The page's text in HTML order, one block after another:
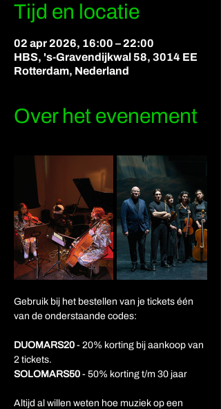
Tijd en locatie
02 apr 2026, 16:00 – 22:00
HBS, 's-Gravendijkwal 58, 3014 EE
Rotterdam, Nederland
Over het evenement
Gebruik bij het bestellen van je tickets één
van de onderstaande codes:
DUOMARS20 - 20% korting bij aankoop van
2 tickets.
SOLOMARS50 - 50% korting t/m 30 jaar
Altijd al willen weten hoe muziek op een